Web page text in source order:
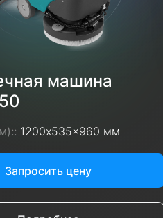
машина
1200x535x960 мм
Запросить цену